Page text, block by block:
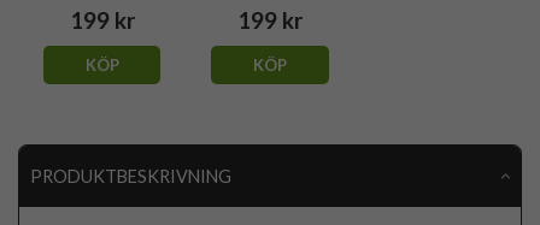
199 kr
KÖP
199 kr
KÖP
PRODUKTBESKRIVNING